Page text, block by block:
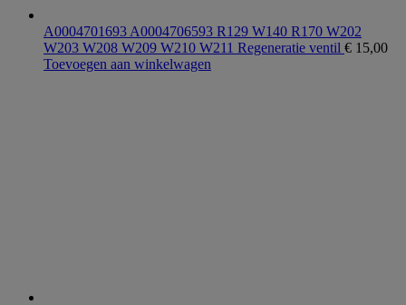
A0004701693 A0004706593 R129 W140 R170 W202
W203 W208 W209 W210 W211 Regeneratie ventil € 15,00
Toevoegen aan winkelwagen